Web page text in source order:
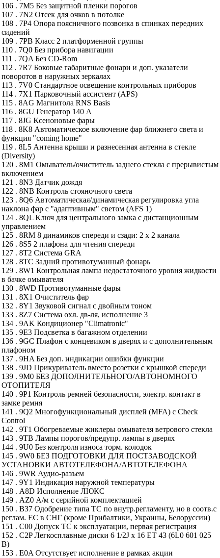
106 . 7M5 Без защитной пленки порогов
107 . 7N2 Отсек для очков в потолке
108 . 7P4 Опора поясничного позвонка в спинках передних
сидений
109 . 7PB Класс 2 платформенной группы
110 . 7Q0 Без прибора навигации
111 . 7QA Без CD-Rom
112 . 7R7 Боковые габаритные фонари и доп. указатели
поворотов в наружных зеркалах
113 . 7V0 Стандартное освещение контрольных приборов
114 . 7X1 Парковочный ассистент (APS)
115 . 8AG Магнитола RNS Basis
116 . 8GU Генератор 140 А
117 . 8JG Ксеноновые фары
118 . 8K8 Автоматическое включение фар ближнего света и
функция "coming home"
119 . 8L5 Антенна крыши и разнесенная антенна в стекле
(Diversity)
120 . 8M1 Омыватель/очиститель заднего стекла с прерывистым
включением
121 . 8N3 Датчик дождя
122 . 8NB Контроль стояночного света
123 . 8Q6 Автоматическая/динамическая регулировка угла
наклона фар с "адаптивным" светом (AFS 1)
124 . 8QL Ключ для центрального замка с дистанционным
управлением
125 . 8RM 8 динамиков спереди и сзади: 2 х 2 канала
126 . 8S5 2 плафона для чтения спереди
127 . 8T2 Система GRA
128 . 8TC Задний противотуманный фонарь
129 . 8W1 Контрольная лампа недостаточного уровня жидкости
в бачке омывателя
130 . 8WD Противотуманные фары
131 . 8X1 Очиститель фар
132 . 8Y1 Звуковой сигнал с двойным тоном
133 . 8Z7 Система охл. дв-ля, исполнение 3
134 . 9AK Кондиционер "Climatronic"
135 . 9E3 Подсветка в багажном отделении
136 . 9GC Плафон с концевиком в дверях и с дополнительным
плафоном
137 . 9HA Без доп. индикации ошибки функции
138 . 9JD Прикуриватель вместо розетки с крышкой спереди
139 . 9M0 БЕЗ ДОПОЛНИТЕЛЬНОГО/АВТОНОМНОГО
ОТОПИТЕЛЯ
140 . 9P1 Контроль ремней безопасности, электр. контакт в
замке ремня
141 . 9Q2 Многофункциональный дисплей (MFA) с Check
Control
142 . 9T1 Обогреваемые жиклеры омывателя ветрового стекла
143 . 9TB Лампы порогов/предупр. лампы в дверях
144 . 9U0 Без контроля износа торм. колодок
145 . 9W0 БЕЗ ПОДГОТОВКИ ДЛЯ ПОСТЗАВОДСКОЙ
УСТАНОВКИ АВТОТЕЛЕФОНА/АВТОТЕЛЕФОНА
146 . 9WR Аудио-разъем
147 . 9Y1 Индикация наружной температуры
148 . A8D Исполнение ЛЮКС
149 . AZ0 А/м с серийной комплектацией
150 . B37 Одобрение типа ТС по внутр.регламенту, но в соотв.с
реглам. ЕС в СНГ (кроме Прибалтики, Украины, Белоруссии)
151 . C00 Допуск ТС к эксплуатации, первая регистрация
152 . C2P Легкосплавные диски 6 1/2J x 16 ET 43 (6L0 601 025
B)
153 . E0A Отсутствует исполнение в рамках акции